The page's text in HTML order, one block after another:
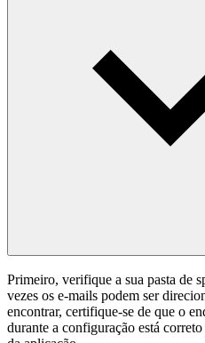
Primeiro, verifique a sua pasta de
vezes os e-mails podem ser
encontrar, certifique-se de que o
durante a configuração está